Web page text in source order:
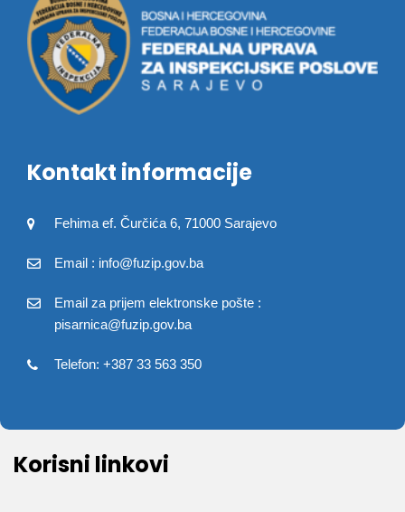
Kontakt informacije
Fehima ef. Čurčića 6, 71000 Sarajevo
Email : info@fuzip.gov.ba
Email za prijem elektronske pošte :
pisarnica@fuzip.gov.ba
Telefon: +387 33 563 350
Korisni linkovi